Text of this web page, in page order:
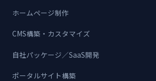
ホームページ制作
CMS構築・カスタマイズ
自社パッケージ／SaaS開発
ポータルサイト構築